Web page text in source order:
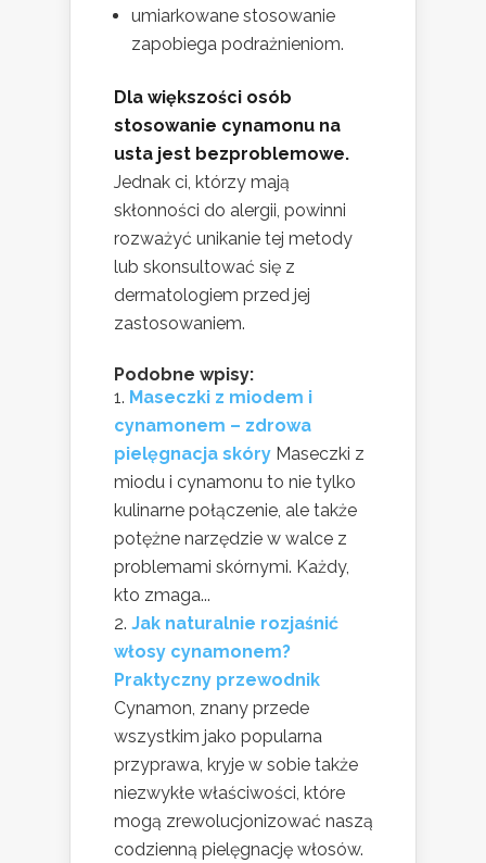
umiarkowane stosowanie
zapobiega podrażnieniom.
Dla większości osób
stosowanie cynamonu na
usta jest bezproblemowe.
Jednak ci, którzy mają
skłonności do alergii, powinni
rozważyć unikanie tej metody
lub skonsultować się z
dermatologiem przed jej
zastosowaniem.
Podobne wpisy:
Maseczki z miodem i
cynamonem – zdrowa
pielęgnacja skóry Maseczki z
miodu i cynamonu to nie tylko
kulinarne połączenie, ale także
potężne narzędzie w walce z
problemami skórnymi. Każdy,
kto zmaga...
Jak naturalnie rozjaśnić
włosy cynamonem?
Praktyczny przewodnik
Cynamon, znany przede
wszystkim jako popularna
przyprawa, kryje w sobie także
niezwykłe właściwości, które
mogą zrewolucjonizować naszą
codzienną pielęgnację włosów.